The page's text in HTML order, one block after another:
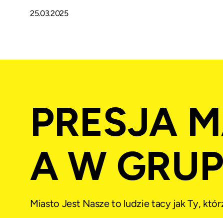
25.03.2025
PRESJA
A W
Miasto Jest Nasze to ludzie tacy jak Ty,